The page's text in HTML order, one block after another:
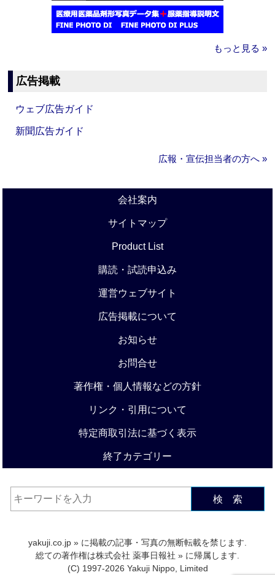
もっと見る »
広告掲載
ウェブ広告ガイド
新聞広告ガイド
広報・宣伝担当者の方へ »
会社案内
サイトマップ
Product List
購読・試読申込み
運営ウェブサイト
広告掲載について
お知らせ
お問合せ
著作権・個人情報などの方針
リンク・引用について
特定商取引法に基づく表示
終了カテゴリー
検 索
yakuji.co.jp » に掲載の記事・写真の無断転載を禁じます.
総ての著作権は株式会社 薬事日報社 » に帰属します.
(C) 1997-2026 Yakuji Nippo, Limited